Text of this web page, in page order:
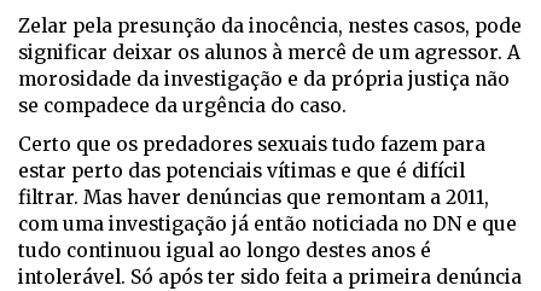
Zelar pela presunção da inocência, nestes casos, pode
significar deixar os alunos à mercê de um agressor. A
morosidade da investigação e da própria justiça não
se compadece da urgência do caso.
Certo que os predadores sexuais tudo fazem para
estar perto das potenciais vítimas e que é difícil
filtrar. Mas haver denúncias que remontam a 2011,
com uma investigação já então noticiada no DN e que
tudo continuou igual ao longo destes anos é
intolerável. Só após ter sido feita a primeira denúncia